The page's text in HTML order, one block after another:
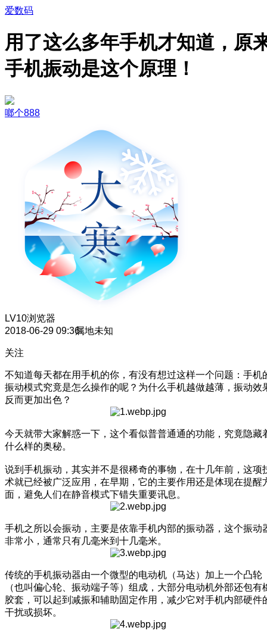
爱数码
用了这么多年手机才知道，原
手机振动是这个原理！
啷个888
LV10浏览器
2018-06-29 09:36属地未知
关注
不知道每天都在用手机的你，有没有想过这样一个问题：手机
振动模式究竟是怎么操作的呢？为什么手机越做越薄，振动效
反而更加出色？
今天就带大家解惑一下，这个看似普普通通的功能，究竟隐藏
什么样的奥秘。
说到手机振动，其实并不是很稀奇的事物，在十几年前，这项
术就已经被广泛应用，在早期，它的主要作用还是体现在提醒
面，避免人们在静音模式下错失重要讯息。
手机之所以会振动，主要是依靠手机内部的振动器，这个振动
非常小，通常只有几毫米到十几毫米。
传统的手机振动器由一个微型的电动机（马达）加上一个凸轮
（也叫偏心轮、振动端子等）组成，大部分电动机外部还包有
胶套，可以起到减振和辅助固定作用，减少它对手机内部硬件
干扰或损坏。